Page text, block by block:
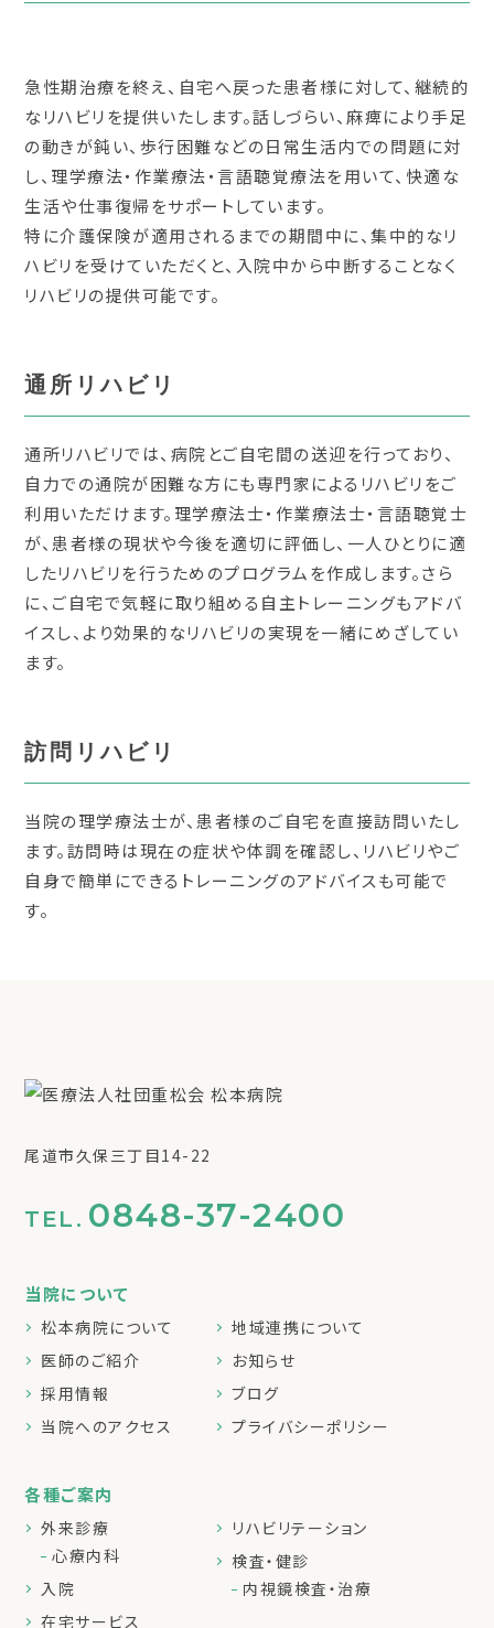
急性期治療を終え、自宅へ戻った患者様に対して、継続的
なリハビリを提供いたします。話しづらい、麻痺により手足
の動きが鈍い、歩行困難などの日常生活内での問題に対
し、理学療法・作業療法・言語聴覚療法を用いて、快適な
生活や仕事復帰をサポートしています。
特に介護保険が適用されるまでの期間中に、集中的なリ
ハビリを受けていただくと、入院中から中断することなく
リハビリの提供可能です。
通所リハビリ
通所リハビリでは、病院とご自宅間の送迎を行っており、
自力での通院が困難な方にも専門家によるリハビリをご
利用いただけます。理学療法士・作業療法士・言語聴覚士
が、患者様の現状や今後を適切に評価し、一人ひとりに適
したリハビリを行うためのプログラムを作成します。さら
に、ご自宅で気軽に取り組める自主トレーニングもアドバ
イスし、より効果的なリハビリの実現を一緒にめざしてい
ます。
訪問リハビリ
当院の理学療法士が、患者様のご自宅を直接訪問いたし
ます。訪問時は現在の症状や体調を確認し、リハビリやご
自身で簡単にできるトレーニングのアドバイスも可能で
す。
尾道市久保三丁目14-22
TEL. 0848-37-2400
当院について
松本病院について
医師のご紹介
採用情報
当院へのアクセス
地域連携について
お知らせ
ブログ
プライバシーポリシー
各種ご案内
外来診療
心療内科
入院
在宅サービス
リハビリテーション
検査・健診
内視鏡検査・治療